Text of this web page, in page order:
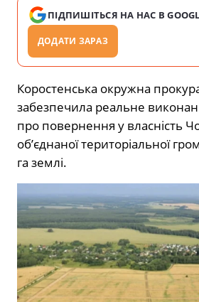
ПІДПИШІТЬСЯ НА НАС В
ДОДАТИ ЗАРАЗ
Коростенська окружна
забезпечила реальне
про повернення у власність
об’єднаної територіальної
га землі.